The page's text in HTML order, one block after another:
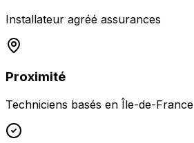
Installateur agréé assurances
Proximité
Techniciens basés en Île-de-France